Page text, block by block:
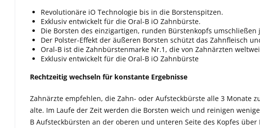
Revolutionäre iO Technologie bis in die Borstenspitzen.
Exklusiv entwickelt für die Oral-B iO Zahnbürste.
Die Borsten des einzigartigen, runden Bürstenkopfs umschließen
Der Polster-Effekt der äußeren Borsten schützt das Zahnfleisch
Oral-B ist die Zahnbürstenmarke Nr.1, die von Zahnärzten
Exklusiv entwickelt für die Oral-B iO Zahnbürste
Rechtzeitig wechseln für konstante Ergebnisse
Zahnärzte empfehlen, die Zahn- oder Aufsteckbürste alle 3 Monate
alte. Im Laufe der Zeit werden die Borsten weich und reinigen
B Aufsteckbürsten an der oberen und unteren Seite des Kopfes